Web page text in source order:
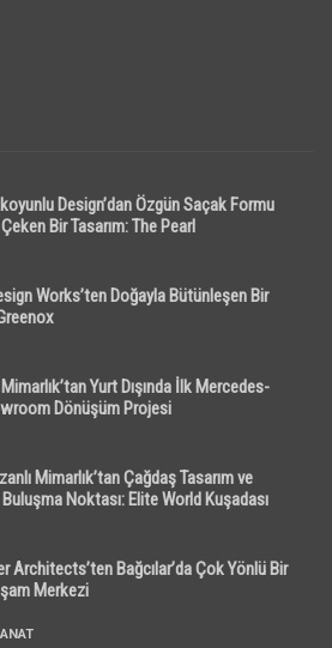
Design’dan Özgün Saçak Formu
Bir Tasarım: The Pearl
Works’ten Doğayla Bütünleşen Bir
Yurt Dışında İlk Mercedes-
Dönüşüm Projesi
Mimarlık’tan Çağdaş Tasarım ve
Noktası: Elite World Kuşadası
Architects’ten Bağcılar’da Çok Yönlü Bir
Merkezi